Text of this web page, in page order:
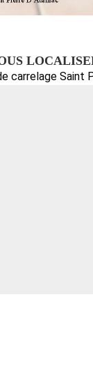
carrelage Saint